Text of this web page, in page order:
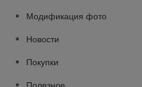
Модификация фото
Новости
Покупки